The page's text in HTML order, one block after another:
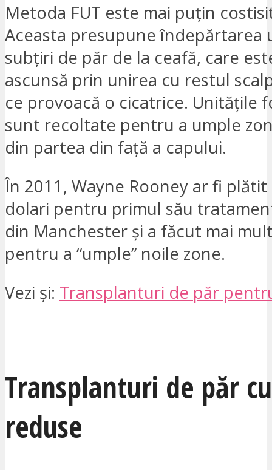
Metoda FUT este mai puțin
Aceasta presupune îndepărtarea
subțiri de păr de la ceafă, care
ascunsă prin unirea cu restul
ce provoacă o cicatrice. Unitățile
sunt recoltate pentru a umple
din partea din față a capului.
În 2011, Wayne Rooney ar fi
dolari pentru primul său
din Manchester și a făcut mai
pentru a “umple” noile zone.
Vezi și: Transplanturi de păr
Transplanturi de păr
reduse